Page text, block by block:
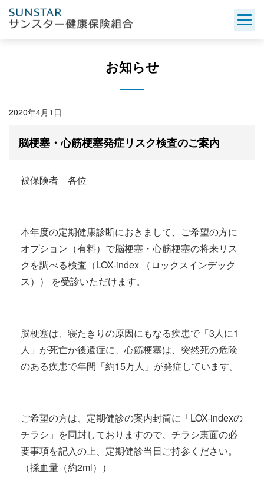
Skip
お知らせ
2020年4月1日
脳梗塞・心筋梗塞発症リスク検査のご案内
被保険者 各位
本年度の定期健康診断におきまして、ご希望の方に
オプション（有料）で脳梗塞・心筋梗塞の将来リス
クを調べる検査（LOX-index （ロックスインデック
ス）） を受診いただけます。
脳梗塞は、寝たきりの原因にもなる疾患で「3人に1
人」が死亡か後遺症に、心筋梗塞は、突然死の危険
のある疾患で年間「約15万人」が発症しています。
ご希望の方は、定期健診の案内封筒に「LOX-indexの
チラシ」を同封しておりますので、チラシ裏面の必
要事項を記入の上、定期健診当日ご持参ください。
（採血量（約2ml））